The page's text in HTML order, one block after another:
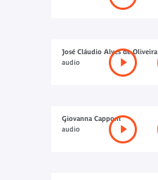
José Cláudio Alves de Oliveira
audio
Giovanna Capponi
audio